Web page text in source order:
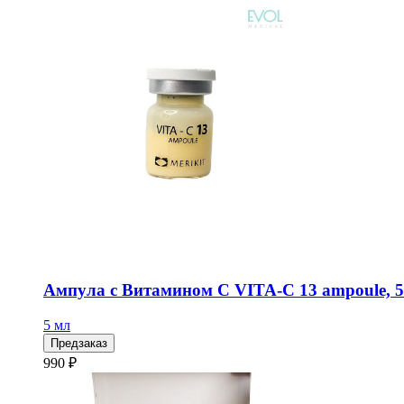
Ампула с Витамином С VITA-C 13 ampoule,
5 мл
Предзаказ
990 ₽